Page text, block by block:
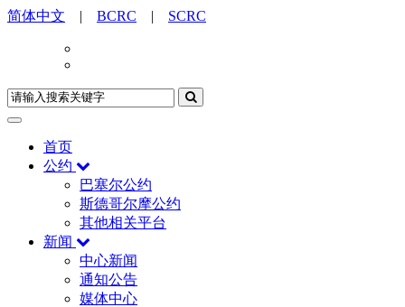
简体中文 | BCRC | SCRC
首页
公约
巴塞尔公约
斯德哥尔摩公约
其他相关平台
新闻
中心新闻
通知公告
媒体中心